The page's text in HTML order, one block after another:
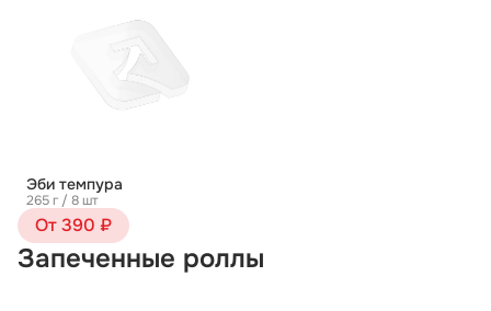
Эби темпура
265 г / 8 шт
От 390 ₽
Запеченные роллы